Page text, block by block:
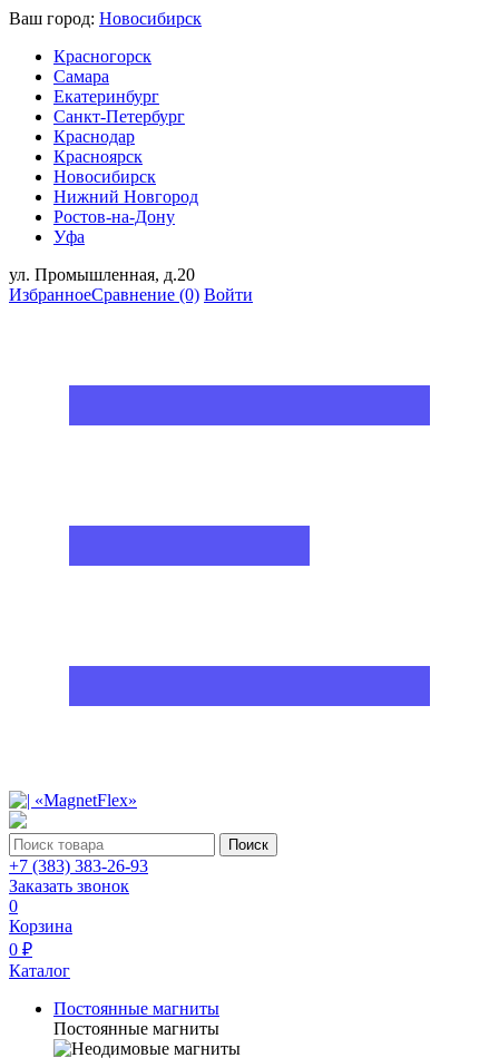
Ваш город: Новосибирск
Красногорск
Самара
Екатеринбург
Санкт-Петербург
Краснодар
Красноярск
Новосибирск
Нижний Новгород
Ростов-на-Дону
Уфа
ул. Промышленная, д.20
ИзбранноеСравнение (0) Войти
Поиск
+7 (383) 383-26-93
Заказать звонок
0
Корзина
0 ₽
Каталог
Постоянные магниты
Постоянные магниты